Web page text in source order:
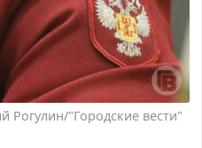
Рогулин/"Городские вести"